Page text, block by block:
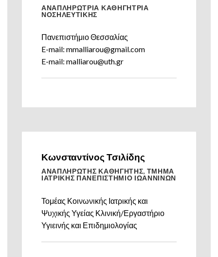
ΑΝΑΠΛΗΡΩΤΡΙΑ ΚΑΘΗΓΗΤΡΙΑ
ΝΟΣΗΛΕΥΤΙΚΗΣ
Πανεπιστήμιο Θεσσαλίας
E-mail: mmalliarou@gmail.com
E-mail: malliarou@uth.gr
Κωνσταντίνος Τσιλίδης
ΑΝΑΠΛΗΡΩΤΗΣ ΚΑΘΗΓΗΤΗΣ, ΤΜΗΜΑ
ΙΑΤΡΙΚΗΣ ΠΑΝΕΠΙΣΤΗΜΙΟ ΙΩΑΝΝΙΝΩΝ
Τομέας Κοινωνικής Ιατρικής και
Ψυχικής Υγείας Κλινική/Εργαστήριο
Υγιεινής και Επιδημιολογίας